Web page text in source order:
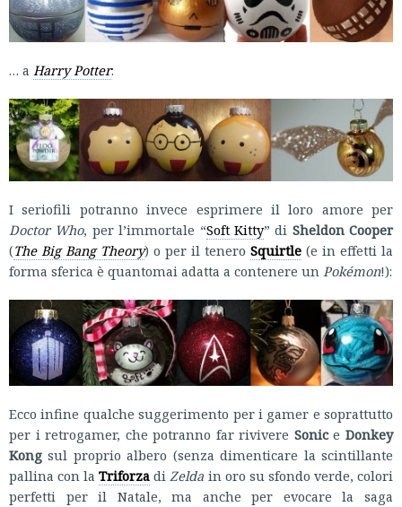
… a Harry Potter:
I seriofili potranno invece esprimere il loro amore per
Doctor Who, per l’immortale “Soft Kitty” di Sheldon Cooper
(The Big Bang Theory) o per il tenero Squirtle (e in effetti la
forma sferica è quantomai adatta a contenere un Pokémon!):
Ecco infine qualche suggerimento per i gamer e soprattutto
per i retrogamer, che potranno far rivivere SoniceDonkey
Kong sul proprio albero (senza dimenticare la scintillante
pallina con laTriforza diZelda in oro su sfondo verde, colori
perfetti per il Natale, ma anche per evocare la saga